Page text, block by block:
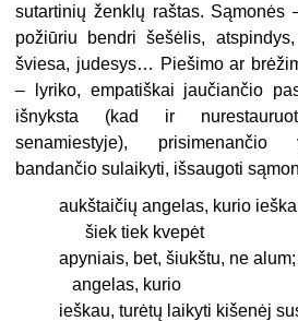
sutartinių ženklų raštas. Sąmonės
požiūriu bendri šešėlis,
šviesa, judesys… Piešimo ar
– lyriko, empatiškai jaučiančio
išnyksta (kad ir
senamiestyje), prisimenančio
bandančio sulaikyti, išsaugoti
aukštaičių angelas, kurio
šiek tiek kvepėt
apyniais, bet, šiukštu, ne
angelas, kurio
ieškau, turėtų laikyti kišenėj